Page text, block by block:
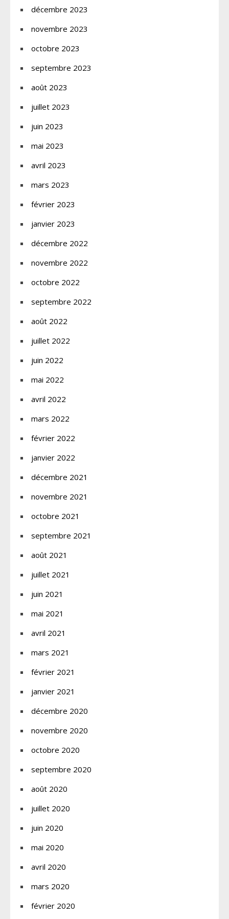
décembre 2023
novembre 2023
octobre 2023
septembre 2023
août 2023
juillet 2023
juin 2023
mai 2023
avril 2023
mars 2023
février 2023
janvier 2023
décembre 2022
novembre 2022
octobre 2022
septembre 2022
août 2022
juillet 2022
juin 2022
mai 2022
avril 2022
mars 2022
février 2022
janvier 2022
décembre 2021
novembre 2021
octobre 2021
septembre 2021
août 2021
juillet 2021
juin 2021
mai 2021
avril 2021
mars 2021
février 2021
janvier 2021
décembre 2020
novembre 2020
octobre 2020
septembre 2020
août 2020
juillet 2020
juin 2020
mai 2020
avril 2020
mars 2020
février 2020